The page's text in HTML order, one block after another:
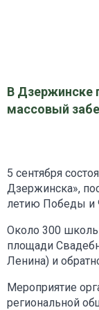
В Дзержинске
массовый
5 сентября
Дзержинска»,
летию Победы и
Около 300
площади
Ленина) и
Мероприятие
региональной